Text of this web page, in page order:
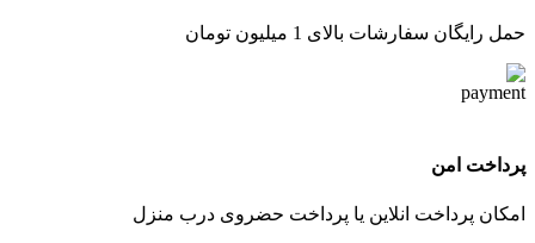
حمل رایگان سفارشات بالای 1 میلیون تومان
پرداخت امن
امکان پرداخت انلاین یا پرداخت حضروی درب منزل